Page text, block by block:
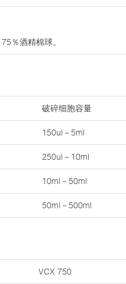
％酒精棉球。
破碎细胞容量
150ul－5ml
250ul－10ml
10ml－50ml
50ml－500ml
VCX 750